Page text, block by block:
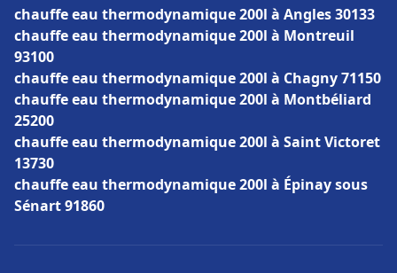
chauffe eau thermodynamique 200l à Angles 30133
chauffe eau thermodynamique 200l à Montreuil
93100
chauffe eau thermodynamique 200l à Chagny 71150
chauffe eau thermodynamique 200l à Montbéliard
25200
chauffe eau thermodynamique 200l à Saint Victoret
13730
chauffe eau thermodynamique 200l à Épinay sous
Sénart 91860